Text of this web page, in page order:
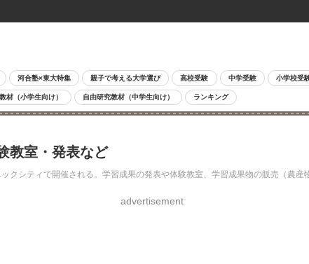
河合塾×東大特集 親子で考える大学選び 高校受験 中学受験 小学校受
材（小学生向け） 自由研究教材（中学生向け） ランキング
教室・発表など
シティで開催される。学習成果の発表や体験教室、学習成果物の販売（農産
advertisement